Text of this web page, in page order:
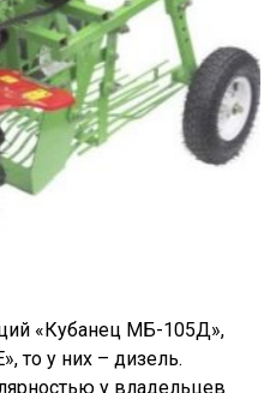
«Кубанец МБ-105Д»,
то у них – дизель.
у владельцев